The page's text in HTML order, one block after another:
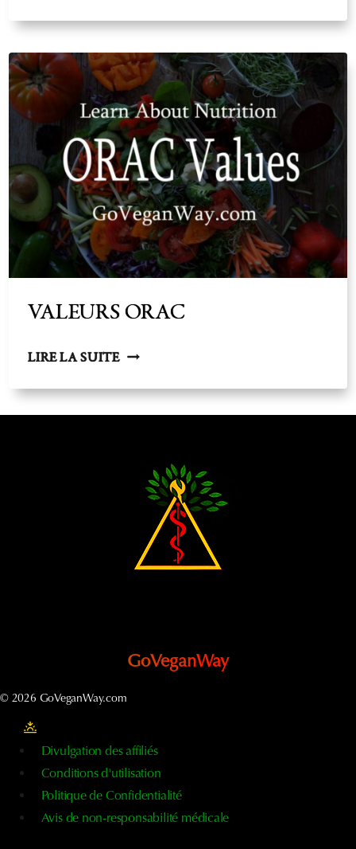
À
LA
TECHNIQUE
SECRÈTE
DE
LA
DENSITÉ
NUTRITIVE
VALEURS ORAC
LIRE LA SUITE VALEURS
GoVeganWay
© 2026 GoVeganWay.com
Divulgation des affiliés
Conditions d'utilisation
Politique de Confidentialité
Avis de non-responsabilité médicale